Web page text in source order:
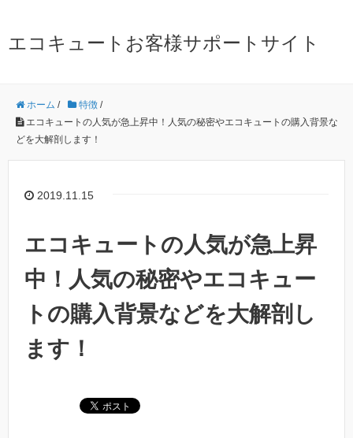
エコキュートお客様サポートサイト
ホーム / 特徴 /
エコキュートの人気が急上昇中！人気の秘密やエコキュートの購入背景な
どを大解剖します！
2019.11.15
エコキュートの人気が急上昇
中！人気の秘密やエコキュー
トの購入背景などを大解剖し
ます！